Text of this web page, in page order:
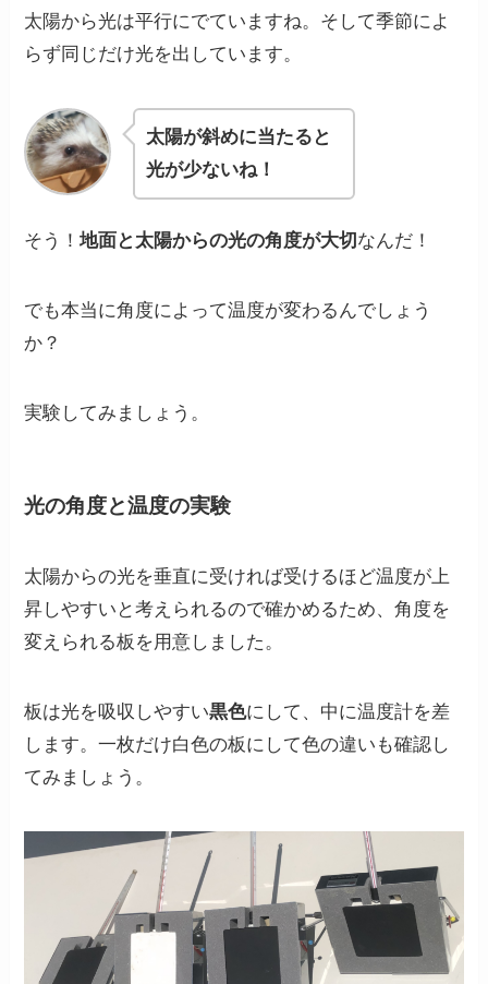
太陽から光は平行にでていますね。そして季節によ
らず同じだけ光を出しています。
太陽が斜めに当たると
光が少ないね！
そう！地面と太陽からの光の角度が大切 なんだ！
でも本当に角度によって温度が変わるんでしょう
か？
実験してみましょう。
光の角度と温度の実験
太陽からの光を垂直に受ければ受けるほど温度が上
昇しやすいと考えられるので確かめるため、角度を
変えられる板を用意しました。
板は光を吸収しやすい黒色にして、中に温度計を差
します。一枚だけ白色の板にして色の違いも確認し
てみましょう。